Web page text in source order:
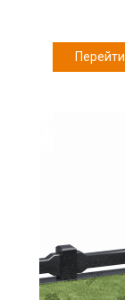
Перейти